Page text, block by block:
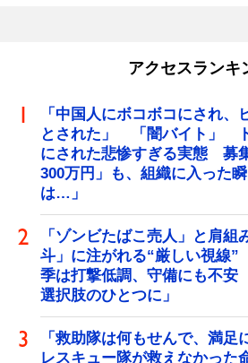
アクセスランキ
「中国人にボコボコにされ、
とされた」 「闇バイト」
にされた悲惨すぎる実態 募
300万円」も、組織に入った
は…」
「ゾンビたばこ売人」と肩組
斗」に注がれる“厳しい視線
季は打撃低調、守備にも不
選択肢のひとつに」
「救助隊は何もせんで、満足
レスキュー隊が救えなかっ